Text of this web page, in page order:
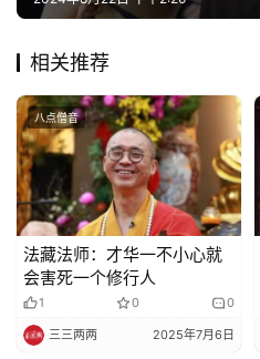
寺
院
巡
礼
视
频
纪
录
相关推荐
八点僧音
法藏法师：才华一不小心就
会害死一个修行人
1 0 0
三三两两 2025年7月6日